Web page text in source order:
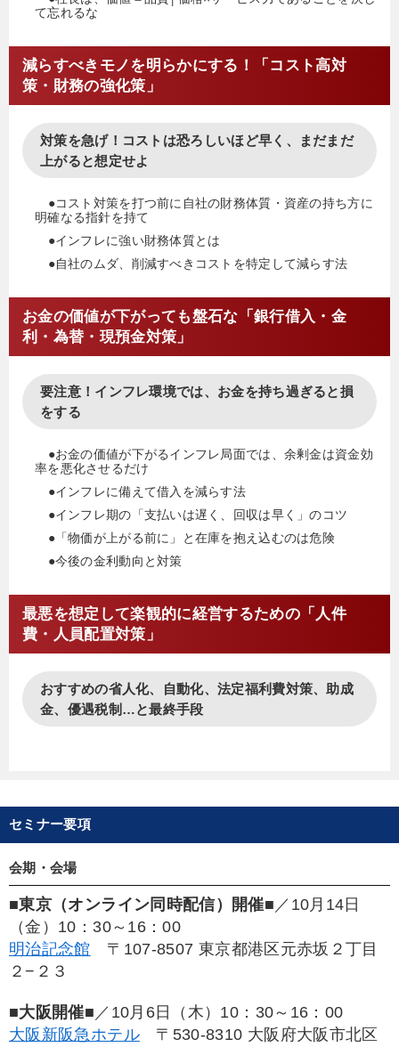
て忘れるな
減らすべきモノを明らかにする！「コスト高対
策・財務の強化策」
対策を急げ！コストは恐ろしいほど早く、まだまだ
上がると想定せよ
●コスト対策を打つ前に自社の財務体質・資産の持ち方に
明確なる指針を持て
●インフレに強い財務体質とは
●自社のムダ、削減すべきコストを特定して減らす法
お金の価値が下がっても盤石な「銀行借入・金
利・為替・現預金対策」
要注意！インフレ環境では、お金を持ち過ぎると損
をする
●お金の価値が下がるインフレ局面では、余剰金は資金効
率を悪化させるだけ
●インフレに備えて借入を減らす法
●インフレ期の「支払いは遅く、回収は早く」のコツ
●「物価が上がる前に」と在庫を抱え込むのは危険
●今後の金利動向と対策
最悪を想定して楽観的に経営するための「人件
費・人員配置対策」
おすすめの省人化、自動化、法定福利費対策、助成
金、優遇税制…と最終手段
セミナー要項
会期・会場
■東京（オンライン同時配信）開催■ ／10月14日
（金）10：30～16：00
明治記念館 〒107-8507 東京都港区元赤坂２丁目
２−２３
■大阪開催■ ／10月6日（木）10：30～16：00
大阪新阪急ホテル〒530-8310 大阪府大阪市北区